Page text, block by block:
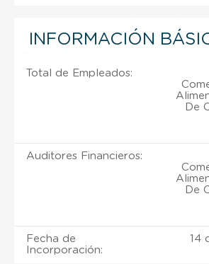
INFORMACIÓN
Total de Empleados:
De
Auditores Financieros:
De
Fecha de
Incorporación:
14